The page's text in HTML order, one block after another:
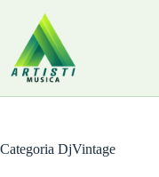
contenuto
Categoria DjVintage